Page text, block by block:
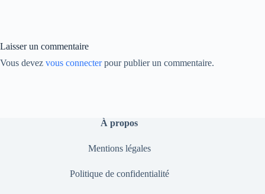
Laisser un commentaire
Vous devez vous connecterpour publier un commentaire.
À propos
Mentions légales
Politique de confidentialité